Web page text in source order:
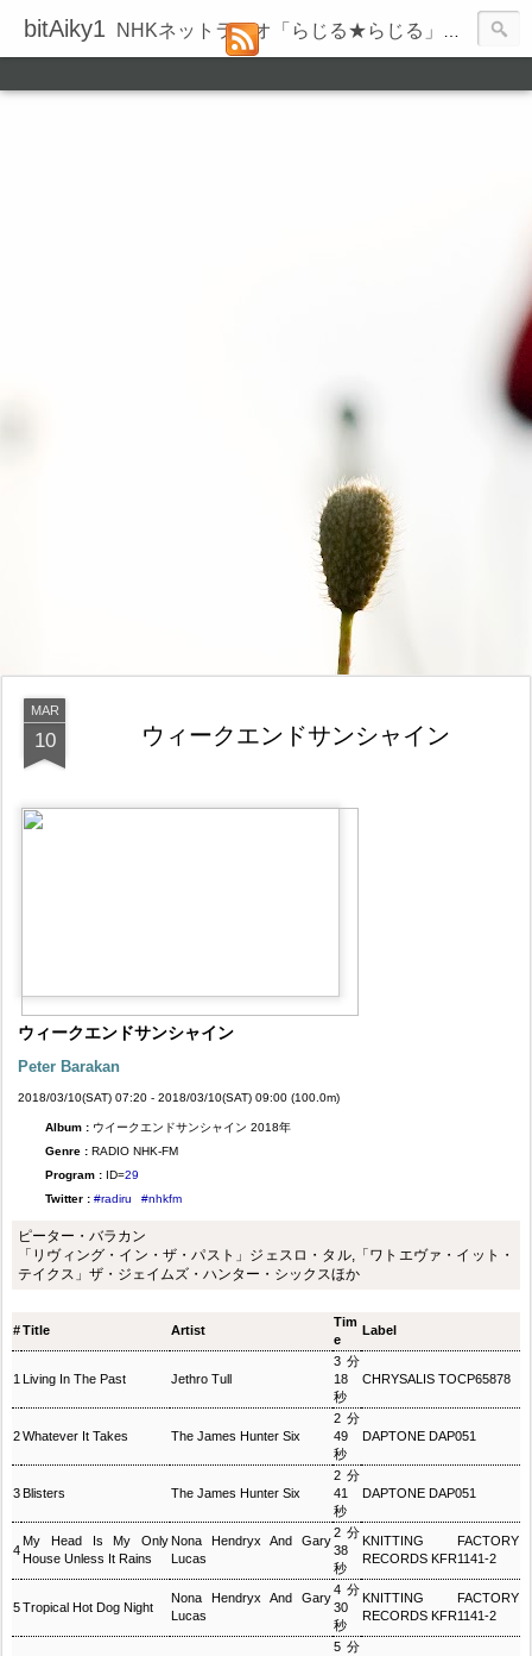
bitAiky1 NHKネットラジオ「らじる★らじる」の録音履歴
MAR
10 ウィークエンドサンシャイン
ウィークエンドサンシャイン
Peter Barakan
2018/03/10(SAT) 07:20 - 2018/03/10(SAT) 09:00 (100.0m)
Album : ウイークエンドサンシャイン 2018年
Genre : RADIO NHK-FM
Program : ID=29
Twitter : #radiru #nhkfm
ピーター・バラカン
「リヴィング・イン・ザ・パスト」ジェスロ・タル,「ワトエヴァ・イット・
テイクス」ザ・ジェイムズ・ハンター・シックスほか
#Title Artist
Tim
e
Label
1 Living In The Past Jethro Tull
3分
18
秒
CHRYSALIS TOCP65878
2Whatever It Takes The James Hunter Six
2分
49
秒
DAPTONE DAP051
3Blisters The James Hunter Six
2分
41
秒
DAPTONE DAP051
4
My Head Is My Only
House Unless It Rains
Nona Hendryx And Gary
Lucas
2分
38
秒
KNITTING FACTORY
RECORDS KFR1141-2
5Tropical Hot Dog Night
Nona Hendryx And Gary
Lucas
4分
30
秒
KNITTING FACTORY
RECORDS KFR1141-2
5分